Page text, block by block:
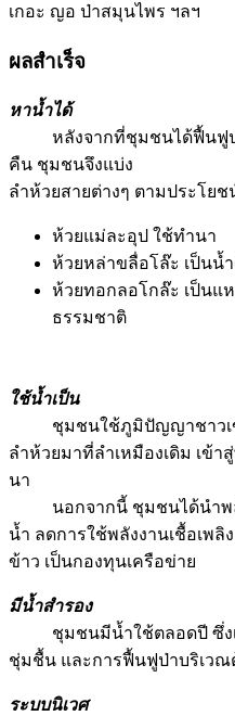
เกอะ ญอ ป่าสมุนไพร ฯลฯ
ผลสำเร็จ
หาน้ำได้
หลังจากที่ชุมชนได้ฟื้นฟู
คืน ชุมชนจึงแบ่ง
ลำห้วยสายต่างๆ ตามประโยช
ห้วยแม่ละอุป ใช้ทำนา
ห้วยหล่าขลื่อโล๊ะ เป็นน้
ห้วยทอกลอโกล๊ะ เป็นแ
ธรรมชาติ
ใช้น้ำเป็น
ชุมชนใช้ภูมิปัญญาชาวเ
ลำห้วยมาที่ลำเหมืองเดิม เข้
นา
นอกจากนี้ ชุมชนได้นำพ
น้ำ ลดการใช้พลังงานเชื้อเพลิ
ข้าว เป็นกองทุนเครือข่าย
มีน้ำสำรอง
ชุมชนมีน้ำใช้ตลอดปี ซึ่ง
ชุ่มชื้น และการฟื้นฟูป่าบริเวณ
ระบบนิเวศ